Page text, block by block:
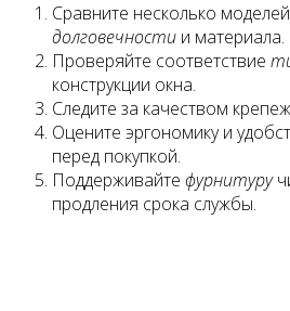
Сравните несколько
долговечности и материала.
Проверяйте соответствие
конструкции окна.
Следите за качеством
Оцените эргономику и
перед покупкой.
Поддерживайте фурнитуру
продления срока службы.